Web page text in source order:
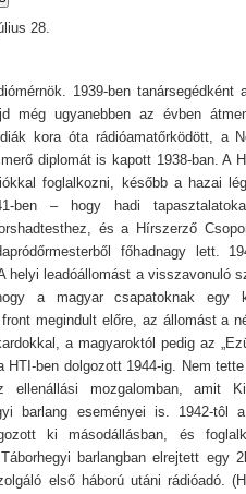
28.
1939-ben
még ugyanebben az évben
kora óta rádióamatőrködött, a
diplomát is kapott 1938-ban. A
foglalkozni, később a hazai
ben – hogy hadi
és a Hírszerző
főhadnagy lett.
helyi leadóállomást a visszavonuló
a magyar csapatoknak egy
front megindult előre, az állomást a
a magyaroktól pedig az
HTI-ben dolgozott 1944-ig. Nem
ellenállási mozgalomban, amit
barlang eseményei is. 1942-tôl
ki másodállásban, és
barlangban elrejtett egy
első háború utáni rádióadó.